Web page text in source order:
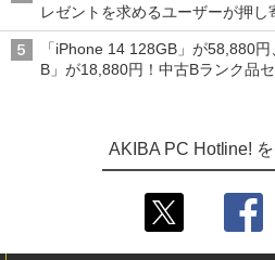
レゼントを求めるユーザーが押し
「iPhone 14 128GB」が58,880
B」が18,880円！中古Bランク品
AKIBA PC Hotline!